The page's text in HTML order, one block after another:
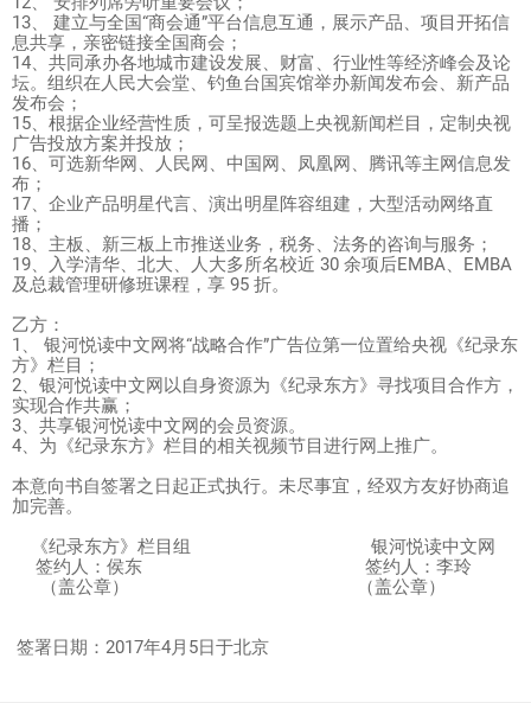
13、 建立与全国“商会通”平台信息互通，展示产品、项目开拓信
息共享，亲密链接全国商会；
14、共同承办各地城市建设发展、财富、行业性等经济峰会及论
坛。组织在人民大会堂、钓鱼台国宾馆举办新闻发布会、新产品
发布会；
15、根据企业经营性质，可呈报选题上央视新闻栏目，定制央视
广告投放方案并投放；
16、可选新华网、人民网、中国网、凤凰网、腾讯等主网信息发
布；
17、企业产品明星代言、演出明星阵容组建，大型活动网络直
播；
18、主板、新三板上市推送业务，税务、法务的咨询与服务；
19、入学清华、北大、人大多所名校近 30 余项后EMBA、EMBA
及总裁管理研修班课程，享 95 折。
乙方：
1、 银河悦读中文网将“战略合作”广告位第一位置给央视《纪录东
方》栏目；
2、银河悦读中文网以自身资源为《纪录东方》寻找项目合作方，
实现合作共赢；
3、共享银河悦读中文网的会员资源。
4、为《纪录东方》栏目的相关视频节目进行网上推广。
本意向书自签署之日起正式执行。未尽事宜，经双方友好协商追
加完善。
《纪录东方》栏目组 银河悦读中文网
签约人：侯东 签约人：李玲
（盖公章） （盖公章）
签署日期：2017年4月5日于北京